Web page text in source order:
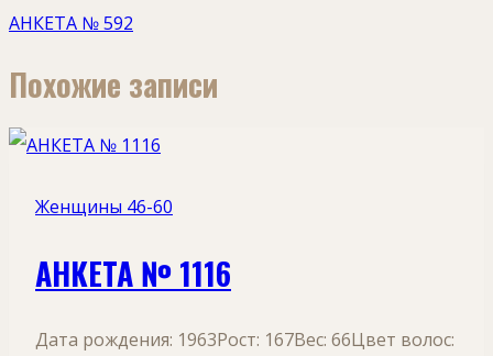
АНКЕТА № 592
Похожие записи
Женщины 46-60
АНКЕТА № 1116
Дата рождения: 1963Рост: 167Вес: 66Цвет волос: